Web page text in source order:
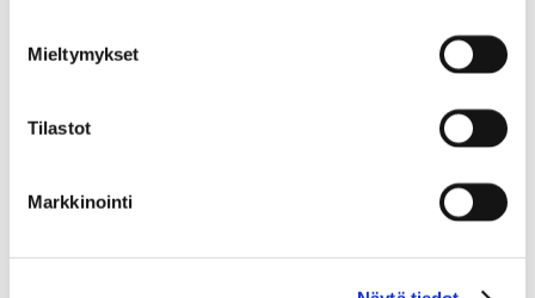
Mieltymykset
Tilastot
Markkinointi